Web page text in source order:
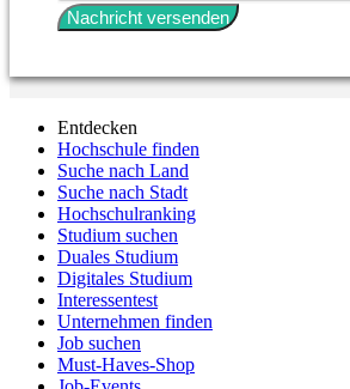
Nachricht versenden
Entdecken
Hochschule finden
Suche nach Land
Suche nach Stadt
Hochschulranking
Studium suchen
Duales Studium
Digitales Studium
Interessentest
Unternehmen finden
Job suchen
Must-Haves-Shop